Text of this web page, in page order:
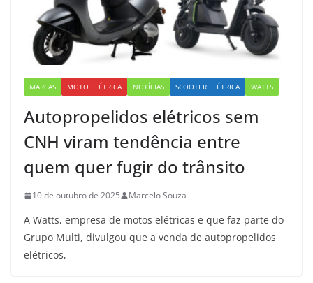
MARCAS MOTO ELÉTRICA NOTÍCIAS SCOOTER ELÉTRICA WATTS
Autopropelidos elétricos sem
CNH viram tendência entre
quem quer fugir do trânsito
10 de outubro de 2025 Marcelo Souza
A Watts, empresa de motos elétricas e que faz parte do
Grupo Multi, divulgou que a venda de autopropelidos
elétricos,